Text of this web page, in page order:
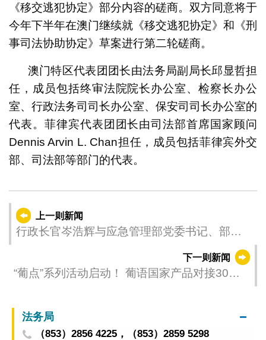
《移交逃犯协定》部分内容的磋商。双方同意将于
今年下半年在澳门继续就《移交逃犯协定》和《刑
事司法协助协定》草案进行第二轮磋商。
澳门特区代表团团长由法务局副局长邱显哲担
任，成员包括终审法院院长办公室、检察长办公
室、行政法务司司长办公室、保安司司长办公室的
代表。菲律宾代表团团长由司法部首席国家顾问
Dennis Arvin L. Chan担任，成员包括菲律宾外交
部、司法部等部门的代表。
上一则新闻
行政长官岑浩辉与应急管理部党委书记、部长
下一则新闻
“葡点”系列活动启动！ 葡语国家产品对接30多
法务局
（853）2856 4225，（853）2859 5298